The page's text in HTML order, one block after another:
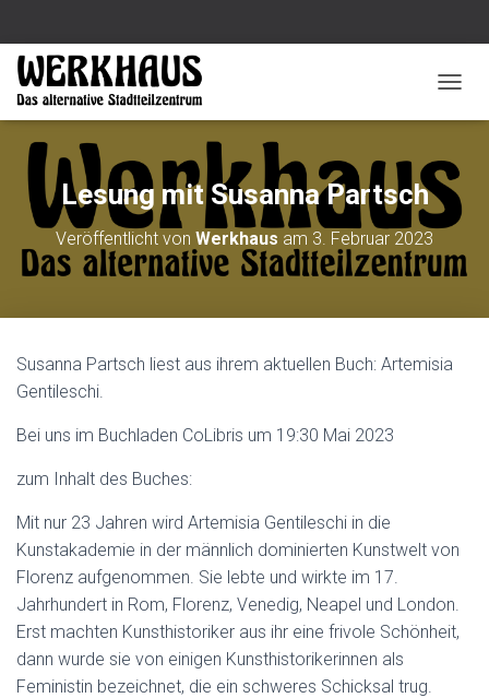
A
I
G
T
O
C
Lesung mit Susanna Partsch
Veröffentlicht von Werkhaus am 3. Februar 2023
Susanna Partsch liest aus ihrem aktuellen Buch: Artemisia
Gentileschi.
Bei uns im Buchladen CoLibris um 19:30 Mai 2023
zum Inhalt des Buches:
Mit nur 23 Jahren wird Artemisia Gentileschi in die
Kunstakademie in der männlich dominierten Kunstwelt von
Florenz aufgenommen. Sie lebte und wirkte im 17.
Jahrhundert in Rom, Florenz, Venedig, Neapel und London.
Erst machten Kunsthistoriker aus ihr eine frivole Schönheit,
dann wurde sie von einigen Kunsthistorikerinnen als
Feministin bezeichnet, die ein schweres Schicksal trug.